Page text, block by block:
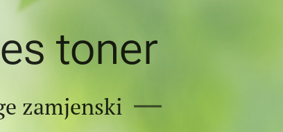
toner
zamjenski